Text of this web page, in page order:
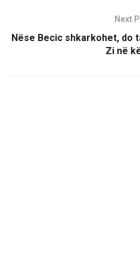
Next
Nëse Becic shkarkohet, do
Zi në